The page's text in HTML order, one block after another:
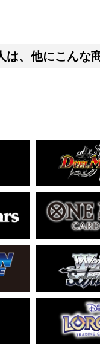
は、他にこんな